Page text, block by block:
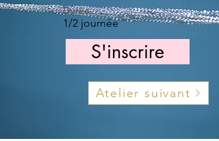
Durée
1/2 journée
S'inscrire
Atelier suivant